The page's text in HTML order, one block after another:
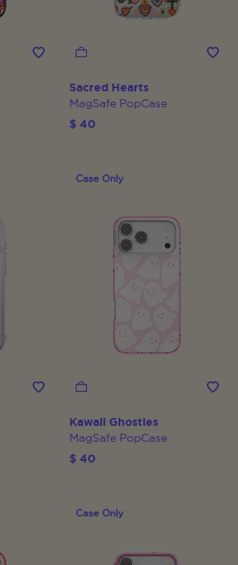
Sacred Hearts
MagSafe PopCase
$ 40
Case Only
Kawaii Ghosties
MagSafe PopCase
$ 40
Case Only